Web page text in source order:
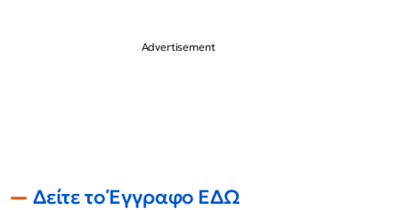
Δείτε το Έγγραφο ΕΔΩ